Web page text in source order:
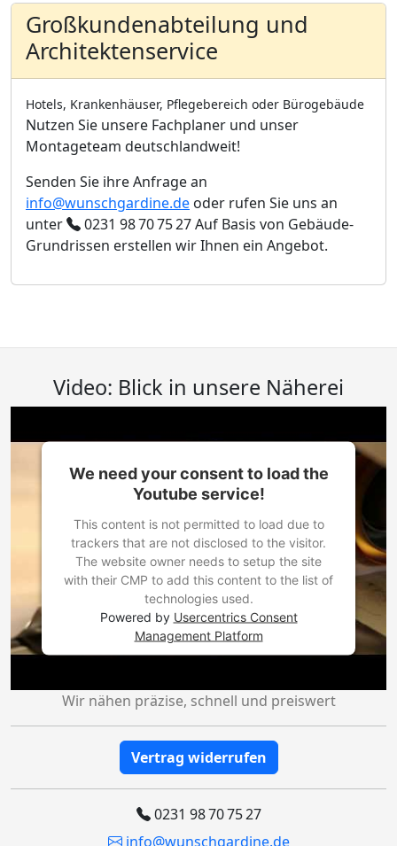
Großkundenabteilung und
Architektenservice
Hotels, Krankenhäuser, Pflegebereich oder Bürogebäude
Nutzen Sie unsere Fachplaner und unser
Montageteam deutschlandweit!
Senden Sie ihre Anfrage an
info@wunschgardine.de oder rufen Sie uns an
unter
0231 98 70 75 27Auf Basis von Gebäude-
Grundrissen erstellen wir Ihnen ein Angebot.
Video: Blick in unsere Näherei
We need your consent to load the
Youtube service!
This content is not permitted to load due to
trackers that are not disclosed to the visitor.
The website owner needs to setup the site
with their CMP to add this content to the list of
technologies used.
Powered by Usercentrics Consent
Management Platform
Wir nähen präzise, schnell und preiswert
Vertrag widerrufen
0231 98 70 75 27
info@wunschgardine.de